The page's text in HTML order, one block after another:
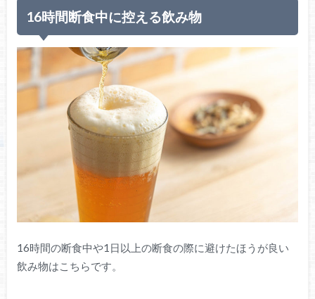
16時間断食中に控える飲み物
16時間の断食中や1日以上の断食の際に避けたほうが良い
飲み物はこちらです。